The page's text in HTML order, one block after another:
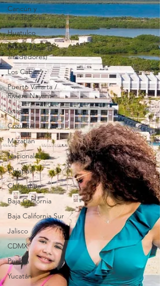
VIAJES 2027
Cancún y
alrededores
Huatulco
Riviera Maya (y
alrededores)
Los Cabos
Puerto Vallarta /
Riviera Nayarit
Ixtapa
Cozumel
Mazatlán
Nacionales
Chiapas
Chihuahua
Baja California
Baja California Sur
Jalisco
CDMX
Puebla
Yucatán